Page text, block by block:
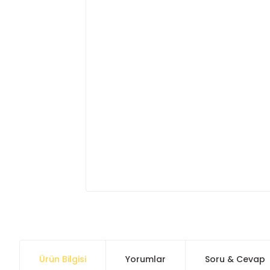
Ürün Bilgisi Yorumlar Soru & Cevap